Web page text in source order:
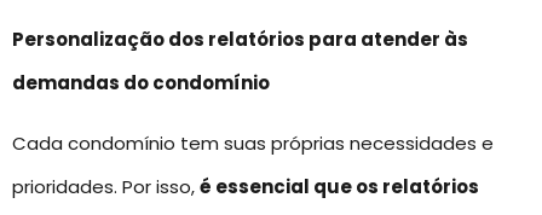
Personalização dos relatórios para atender às
demandas do condomínio
Cada condomínio tem suas próprias necessidades e
prioridades. Por isso,é essencial que os relatórios